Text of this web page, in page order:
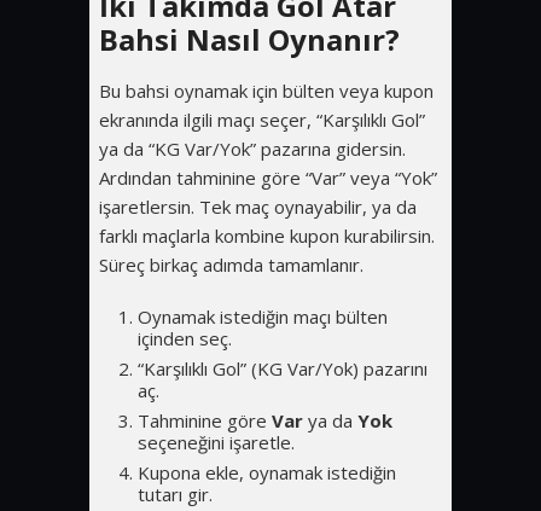
Bahsi Nasıl Oynanır?
Bu bahsi oynamak için bülten veya kupon
ekranında ilgili maçı seçer, “Karşılıklı Gol”
ya da “KG Var/Yok” pazarına gidersin.
Ardından tahminine göre “Var” veya “Yok”
işaretlersin. Tek maç oynayabilir, ya da
farklı maçlarla kombine kupon kurabilirsin.
Süreç birkaç adımda tamamlanır.
Oynamak istediğin maçı bülten
içinden seç.
“Karşılıklı Gol” (KG Var/Yok) pazarını
aç.
Tahminine göre Varya da Yok
seçeneğini işaretle.
Kupona ekle, oynamak istediğin
tutarı gir.